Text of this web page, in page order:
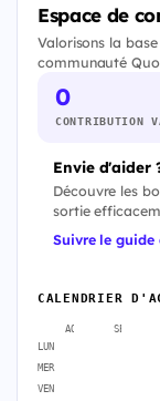
Espace de
Valorisons la
communauté
0
CONTRIBUTION
Envie d'aider
Découvre les
sortie
Suivre le
CALENDRIER
AOÛT SEPT.
LUN
MER
VEN